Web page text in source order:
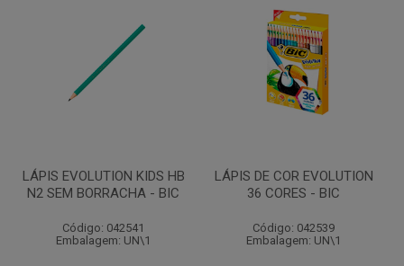
LÁPIS EVOLUTION KIDS HB
N2 SEM BORRACHA - BIC
Código: 042541
Embalagem: UN\1
LÁPIS DE COR EVOLUTION
36 CORES - BIC
Código: 042539
Embalagem: UN\1